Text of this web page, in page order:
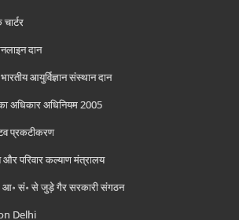
दान
आयुर्विज्ञान संस्थान दान
अधिकार अधिनियम 2005
प्रकटीकरण
और परिवार कल्याण मंत्रालय
आ॰ सं॰ से जुड़े गैर सरकारी संगठन
Delhi